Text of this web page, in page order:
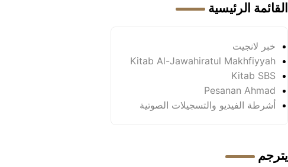
القائمة الرئيسية
خبر لانجيت
Kitab Al-Jawahiratul Makhfiyyah
Kitab SBS
Pesanan Ahmad
أشرطة الفيديو والتسجيلات الصوتية
يترجم